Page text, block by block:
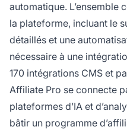
automatique.
la plateforme, incluant le
détaillés et une
nécessaire à une
170 intégrations CMS et
Affiliate Pro se connecte
plateformes d’IA et
bâtir un programme